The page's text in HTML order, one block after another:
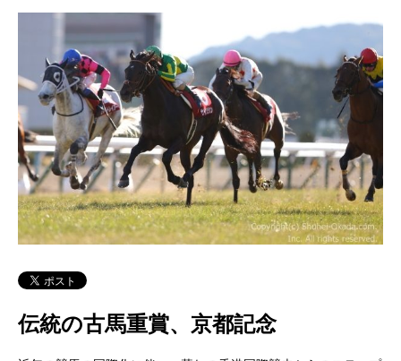
伝統の古馬重賞、京都記念